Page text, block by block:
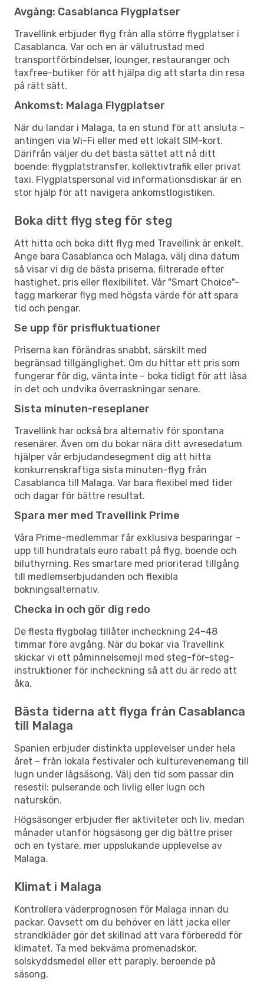
Avgång: Casablanca Flygplatser
Travellink erbjuder flyg från alla större flygplatser i
Casablanca. Var och en är välutrustad med
transportförbindelser, lounger, restauranger och
taxfree-butiker för att hjälpa dig att starta din resa
på rätt sätt.
Ankomst: Malaga Flygplatser
När du landar i Malaga, ta en stund för att ansluta –
antingen via Wi-Fi eller med ett lokalt SIM-kort.
Därifrån väljer du det bästa sättet att nå ditt
boende: flygplatstransfer, kollektivtrafik eller privat
taxi. Flygplatspersonal vid informationsdiskar är en
stor hjälp för att navigera ankomstlogistiken.
Boka ditt flyg steg för steg
Att hitta och boka ditt flyg med Travellink är enkelt.
Ange bara Casablanca och Malaga, välj dina datum
så visar vi dig de bästa priserna, filtrerade efter
hastighet, pris eller flexibilitet. Vår "Smart Choice"-
tagg markerar flyg med högsta värde för att spara
tid och pengar.
Se upp för prisfluktuationer
Priserna kan förändras snabbt, särskilt med
begränsad tillgänglighet. Om du hittar ett pris som
fungerar för dig, vänta inte – boka tidigt för att låsa
in det och undvika överraskningar senare.
Sista minuten-reseplaner
Travellink har också bra alternativ för spontana
resenärer. Även om du bokar nära ditt avresedatum
hjälper vår erbjudandesegment dig att hitta
konkurrenskraftiga sista minuten-flyg från
Casablanca till Malaga. Var bara flexibel med tider
och dagar för bättre resultat.
Spara mer med Travellink Prime
Våra Prime-medlemmar får exklusiva besparingar –
upp till hundratals euro rabatt på flyg, boende och
biluthyrning. Res smartare med prioriterad tillgång
till medlemserbjudanden och flexibla
bokningsalternativ.
Checka in och gör dig redo
De flesta flygbolag tillåter incheckning 24–48
timmar före avgång. När du bokar via Travellink
skickar vi ett påminnelsemejl med steg-för-steg-
instruktioner för incheckning så att du är redo att
åka.
Bästa tiderna att flyga från Casablanca
till Malaga
Spanien erbjuder distinkta upplevelser under hela
året – från lokala festivaler och kulturevenemang till
lugn under lågsäsong. Välj den tid som passar din
resestil: pulserande och livlig eller lugn och
naturskön.
Högsäsonger erbjuder fler aktiviteter och liv, medan
månader utanför högsäsong ger dig bättre priser
och en tystare, mer uppslukande upplevelse av
Malaga.
Klimat i Malaga
Kontrollera väderprognosen för Malaga innan du
packar. Oavsett om du behöver en lätt jacka eller
strandkläder gör det skillnad att vara förberedd för
klimatet. Ta med bekväma promenadskor,
solskyddsmedel eller ett paraply, beroende på
säsong.